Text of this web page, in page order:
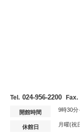
Tel. 024-956-2200 Fax.
開館時間 9時30分
休館日 月曜(祝